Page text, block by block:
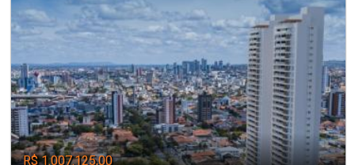
R$ 1.007.125,00